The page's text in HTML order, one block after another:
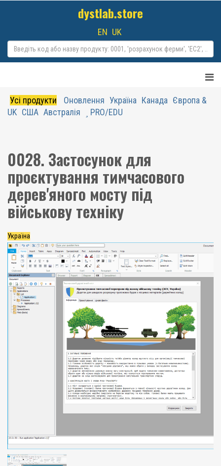
dystlab.store
EN UK
Усі продукти Оновлення Україна Канада Європа &
UK США Австралія PRO/EDU
0028. Застосунок для
проєктування тимчасового
дерев'яного мосту під
військову техніку
Україна